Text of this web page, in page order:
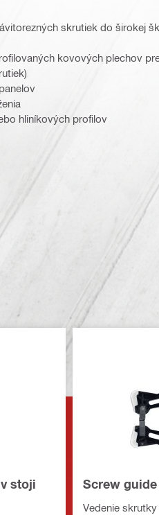
skrutiek do širokej
kovových plechov
hliníkových profilov
stoji
Screw guide
Vedenie